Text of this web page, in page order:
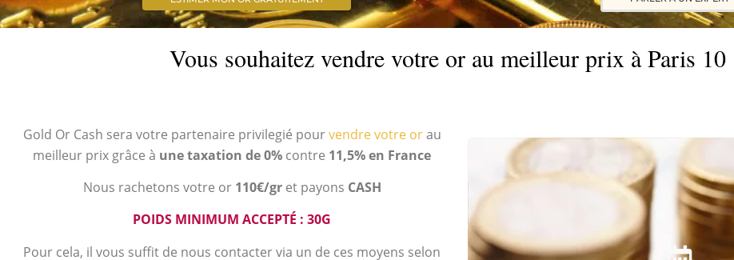
Vous souhaitez vendre votre or au meilleur prix à Paris 10
Gold Or Cash sera votre partenaire privilegié pourvendre votre orau
meilleur prix grâce à une taxation de 0% contre 11,5% en France
Nous rachetons votre or 110€/gr et payons CASH
POIDS MINIMUM ACCEPTÉ : 30G
Pour cela, il vous suffit de nous contacter via un de ces moyens selon